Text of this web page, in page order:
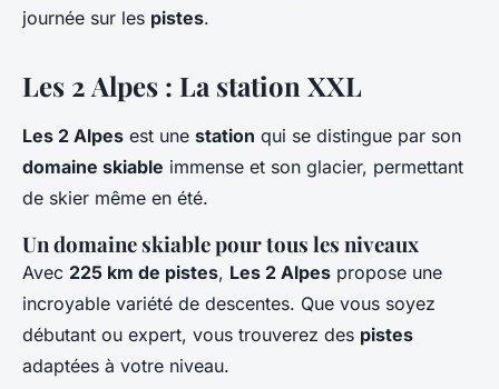
journée sur les pistes.
Les 2 Alpes : La station XXL
Les 2 Alpes est une station qui se distingue par son
domaine skiable immense et son glacier, permettant
de skier même en été.
Un domaine skiable pour tous les niveaux
Avec 225 km de pistes, Les 2 Alpes propose une
incroyable variété de descentes. Que vous soyez
débutant ou expert, vous trouverez des pistes
adaptées à votre niveau.